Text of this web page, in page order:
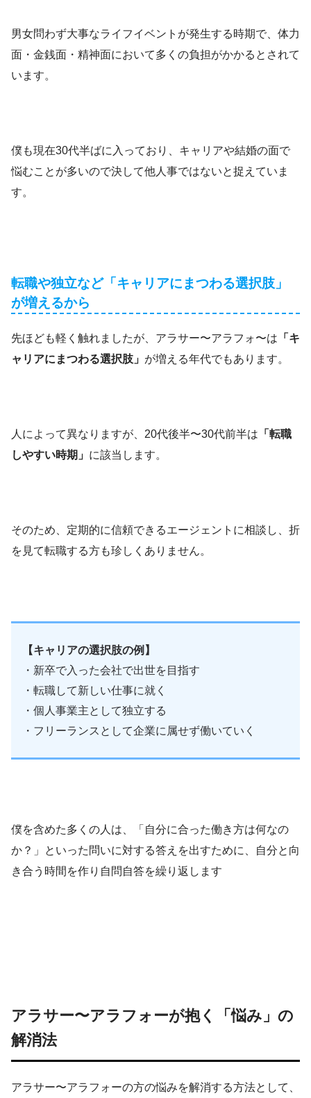
男女問わず大事なライフイベントが発生する時期で、体力
面・金銭面・精神面において多くの負担がかかるとされて
います。
僕も現在30代半ばに入っており、キャリアや結婚の面で
悩むことが多いので決して他人事ではないと捉えていま
す。
転職や独立など「キャリアにまつわる選択肢」
が増えるから
先ほども軽く触れましたが、アラサー〜アラフォ〜は 「キ
ャリアにまつわる選択肢」 が増える年代でもあります。
人によって異なりますが、20代後半〜30代前半は 「転職
しやすい時期」 に該当します。
そのため、定期的に信頼できるエージェントに相談し、折
を見て転職する方も珍しくありません。
【キャリアの選択肢の例】
・新卒で入った会社で出世を目指す
・転職して新しい仕事に就く
・個人事業主として独立する
・フリーランスとして企業に属せず働いていく
僕を含めた多くの人は、「自分に合った働き方は何なの
か？」といった問いに対する答えを出すために、自分と向
き合う時間を作り自問自答を繰り返します
アラサー〜アラフォーが抱く「悩み」の
解消法
アラサー〜アラフォーの方の悩みを解消する方法として、